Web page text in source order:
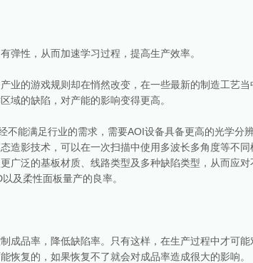
弹性，从而加速学习过程，提高生产效率。
业的游戏规则却在悄然改变，在一些最新的制造工艺
域的缺陷，对产能的影响变得更高。
不能满足行业的需求，需要AOI设备具备更高的光学分
造影技术，可以在一次扫描中使用多波长多角度等不
广泛的基板材质、线路类型及多种缺陷类型，从而应
及柔性面板量产的良率。
成品率，降低缺陷率。只有这样，在生产过程中才可
恢复的，如果恢复不了就会对成品率造成很大的影响。